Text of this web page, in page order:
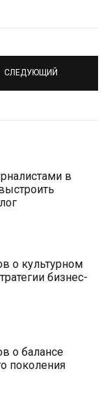
СЛЕДУЮЩИЙ
в
о культурном
бизнес-
о балансе
поколения